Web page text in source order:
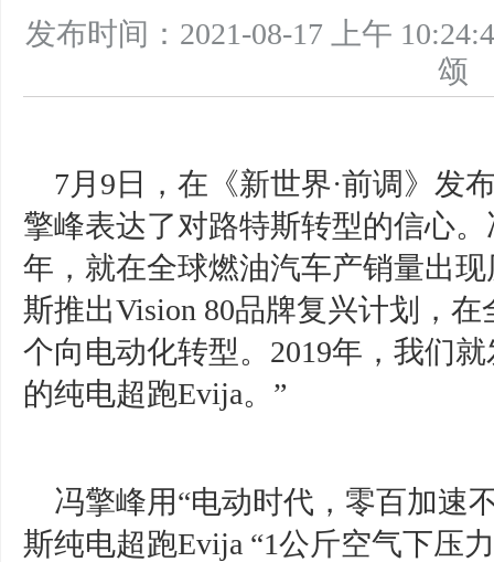
发布时间：2021-08-17 上午
7月9日，在《新世界·前调》发
擎峰表达了对路特斯转型的信心
年，就在全球燃油汽车产销量出
斯推出Vision 80品牌复兴计划，
个向电动化转型。2019年，我们
的纯电超跑Evija。”
冯擎峰用“电动时代，零百加速
斯纯电超跑Evija “1公斤空气下压